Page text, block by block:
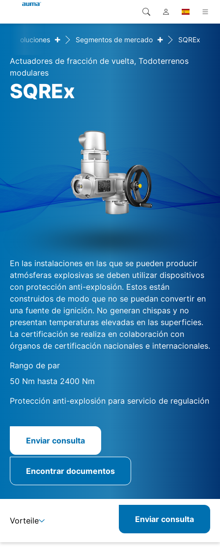
Productos
Soluciones
Descargas
Global
Europa
Asia y Pacífico
Búsqueda
Soluciones + Segmentos de mercado + SQREx
Actuadores de fracción de vuelta, Todoterrenos
modulares
SQREx
En las instalaciones en las que se pueden producir
atmósferas explosivas se deben utilizar dispositivos
con protección anti-explosión. Estos están
construidos de modo que no se puedan convertir en
una fuente de ignición. No generan chispas y no
presentan temperaturas elevadas en las superficies.
La certificación se realiza en colaboración con
órganos de certificación nacionales e internacionales.
Rango de par
50 Nm hasta 2400 Nm
Protección anti-explosión para servicio de regulación
Enviar consulta
Encontrar documentos
Vorteile Enviar consulta